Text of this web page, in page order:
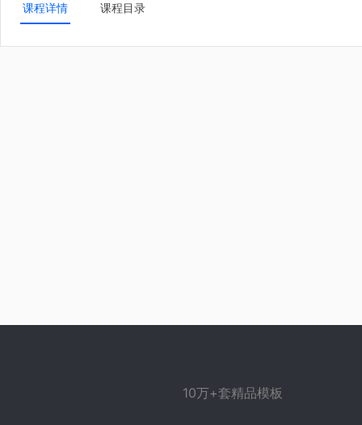
课程详情 课程目录
10万+套精品模板